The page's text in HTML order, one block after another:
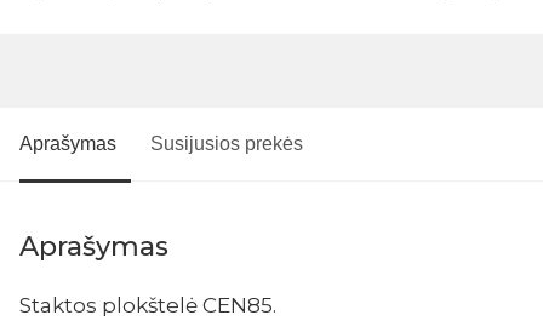
Aprašymas Susijusios prekės
Aprašymas
Staktos plokštelė CEN85.